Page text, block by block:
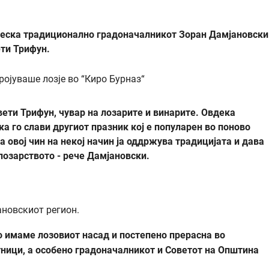
традиционално градоначалникот Зоран Дамјановски
Трифун.
Трифун, чувар на лозарите и винарите. Овдека
го слави другиот празник кој е популарен во поново
чин на некој начин ја оддржува традицијата и дава
- рече Дамјановски.
регион.
лозовиот насад и постепено прерасна во
а особено градоначалникот и Советот на Општина